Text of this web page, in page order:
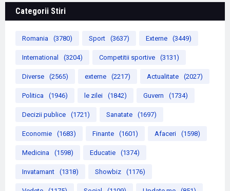
Categorii Stiri
Romania (3780) Sport (3637) Externe (3449)
International (3204) Competitii sportive (3131)
Diverse (2565) externe (2217) Actualitate (2027)
Politica (1946) le zilei (1842) Guvern (1734)
Decizii publice (1721) Sanatate (1697)
Economie (1683) Finante (1601) Afaceri (1598)
Medicina (1598) Educatie (1374)
Invatamant (1318) Showbiz (1176)